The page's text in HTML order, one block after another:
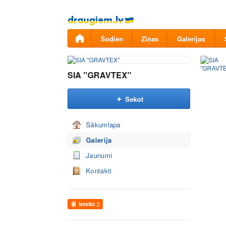
Pāriet
uz
saturu
Šodien Ziņas Galerijas
SIA ''GRAVTEX''
Sekot
Sākumlapa
Galerija
Jaunumi
Kontakti
Ieteikt 2